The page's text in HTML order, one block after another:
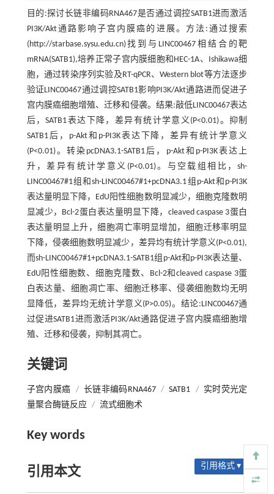
目的:探讨长链非编码RNA467是否通过调控SATB1进而激活
PI3K/Akt通路影响子宫内膜癌的进展。方法:通过搜索
(http://starbase.sysu.edu.cn)找到与LINC00467相结合的靶
mRNA(SATB1),培养正常子宫内膜细胞和HEC-1A、Ishikawa细
胞，通过转染序列实验及RT-qPCR、Western blot等方法逐步
验证LINC00467通过调控SATB1影响PI3K/Akt通路进而促进子
宫内膜癌细胞增殖、迁移和侵袭。结果:敲低LINC00467表达
后，SATB1表达下降，差异有统计学意义(P<0.01)。抑制
SATB1后，p-Akt和p-PI3K表达下降，差异有统计学意义
(P<0.01)。转染pcDNA3.1-SATB1后，p-Akt和p-PI3K表达上
升，差异有统计学意义(P<0.01)。与空载组相比，sh-
LINC00467#1组和sh-LINC00467#1+pcDNA3.1组p-Akt和p-PI3K
表达量明显下降，EdU阳性细胞数明显减少，细胞克隆数明
显减少，Bcl-2蛋白表达量明显下降，cleaved caspase 3蛋白
表达量明显上升，细胞凋亡率明显增加，细胞迁移率明显
下降，侵袭细胞数明显减少，差异均有统计学意义(P<0.01),
而sh-LINC00467#1+pcDNA3.1-SATB1组p-Akt和p-PI3K表达量、
EdU阳性细胞数、细胞克隆数、Bcl-2和cleaved caspase 3蛋
白表达量、细胞凋亡率、细胞迁移率、侵袭细胞数均无明
显降低，差异均无统计学意义(P>0.05)。结论:LINC00467通
过促进SATB1进而激活PI3K/Akt通路促进子宫内膜癌细胞增
殖、迁移和侵袭，抑制其凋亡。
关键词
子宫内膜癌 / 长链非编码RNA467 / SATB1 /
实时荧光定
量聚合酶链反应 / 流式细胞术
Key words
引用本文 引用格式 ▾